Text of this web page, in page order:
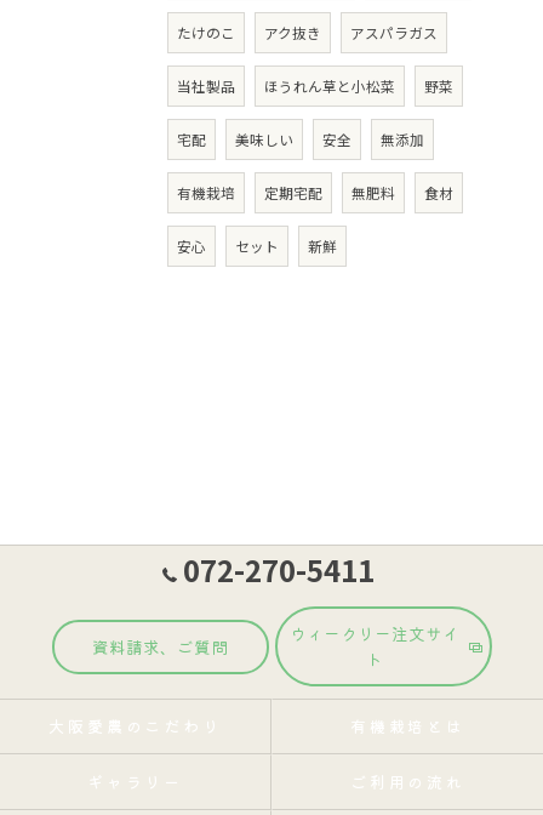
たけのこ アク抜き アスパラガス
当社製品 ほうれん草と小松菜 野菜
宅配 美味しい 安全 無添加
有機栽培 定期宅配 無肥料 食材
安心 セット 新鮮
072-270-5411
資料請求、ご質問
ウィークリー注文サイ
ト
大阪愛農のこだわり 有機栽培とは
ギャラリー ご利用の流れ